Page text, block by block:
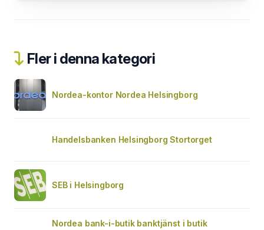
Fler i denna kategori
Nordea-kontor Nordea Helsingborg
Handelsbanken Helsingborg Stortorget
SEB i Helsingborg
Nordea bank-i-butik banktjänst i butik